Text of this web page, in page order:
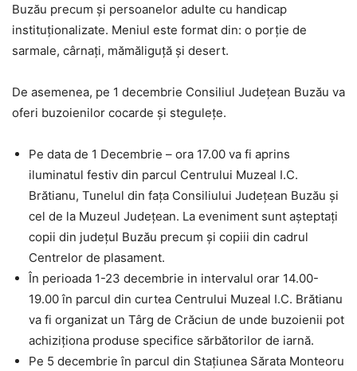
Buzău precum și persoanelor adulte cu handicap
instituționalizate. Meniul este format din: o porție de
sarmale, cârnați, mămăliguță și desert.
De asemenea, pe 1 decembrie Consiliul Județean Buzău va
oferi buzoienilor cocarde și stegulețe.
Pe data de 1 Decembrie – ora 17.00 va fi aprins
iluminatul festiv din parcul Centrului Muzeal I.C.
Brătianu, Tunelul din fața Consiliului Județean Buzău și
cel de la Muzeul Județean. La eveniment sunt așteptați
copii din județul Buzău precum și copiii din cadrul
Centrelor de plasament.
În perioada 1-23 decembrie in intervalul orar 14.00-
19.00 în parcul din curtea Centrului Muzeal I.C. Brătianu
va fi organizat un Târg de Crăciun de unde buzoienii pot
achiziționa produse specifice sărbătorilor de iarnă.
Pe 5 decembrie în parcul din Stațiunea Sărata Monteoru